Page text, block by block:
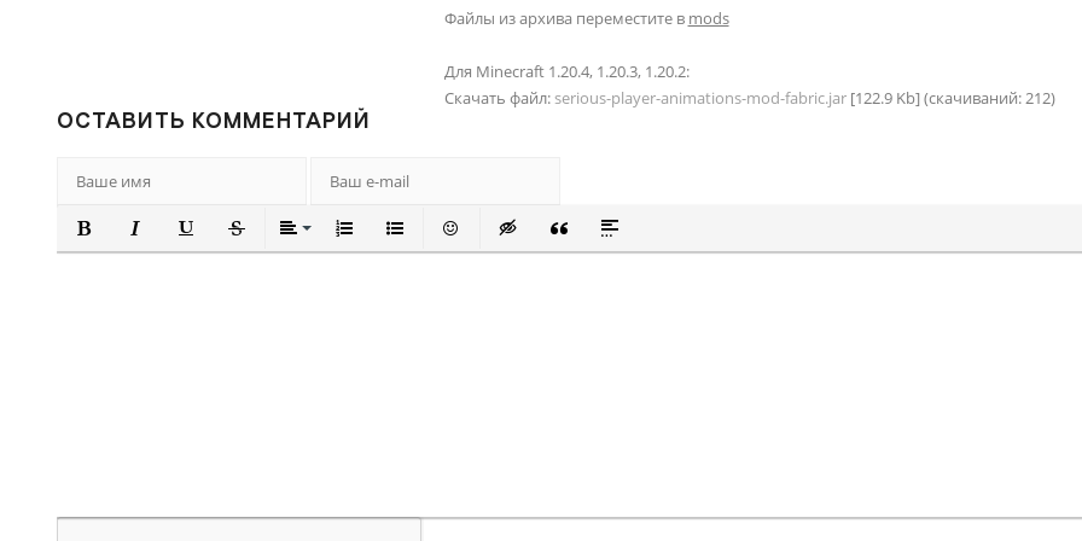
Файлы из архива переместите в mods
Для Minecraft 1.20.4, 1.20.3, 1.20.2:
Скачать файл:serious-player-animations-mod-fabric.jar [122.9 Kb] (cкачиваний: 212)
ОСТАВИТЬ КОММЕНТАРИЙ
ПОЛУЖИРНЫЙ
КУРСИВПОДЧЕРКНУТЫЙ
ЗАЧЕРКНУТЫЙВЫРАВНИВАНИЕ
НУМЕРОВАННЫЙ СПИСОК
МАРКИРОВАННЫЙ СПИСОК
ВСТАВИТЬ СМАЙЛИК
ВСТАВКА СКРЫТОГО ТЕКСТА
ВСТАВКА ЦИТАТЫ
ВСТАВКА СПОЙЛЕРА